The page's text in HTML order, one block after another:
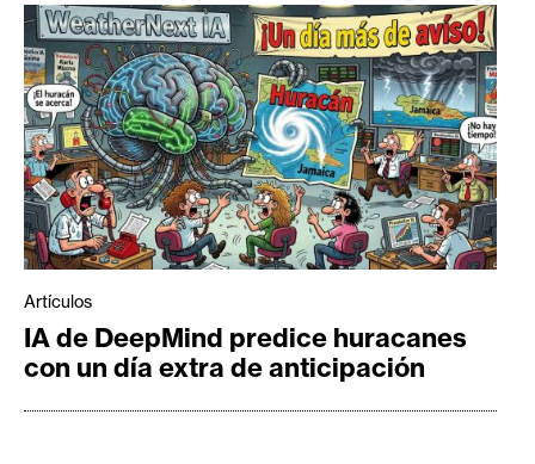
Artículos
IA de DeepMind predice huracanes
con un día extra de anticipación